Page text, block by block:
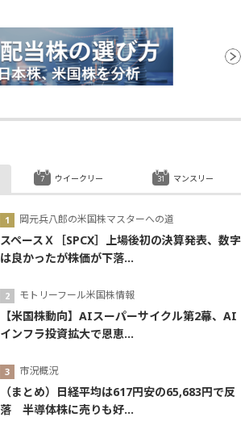
岡元兵八郎の米国株マスターへの道
スペースＸ［SPCX］上場後初の決算発表、数字
は良かったが株価が下落...
モトリーフール米国株情報
【米国株動向】AIスーパーサイクル第2幕、AI
インフラ投資拡大で恩恵...
市況概況
（まとめ）日経平均は617円安の65,683円で反
落 半導体株に売りも好...
ウイークリー マンスリー